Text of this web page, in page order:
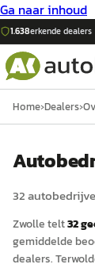
Ga naar inhoud
1.638erkende dealers
Home›Dealers›
Auto
32auto
Zwolletelt32
gemiddelde
dealers.